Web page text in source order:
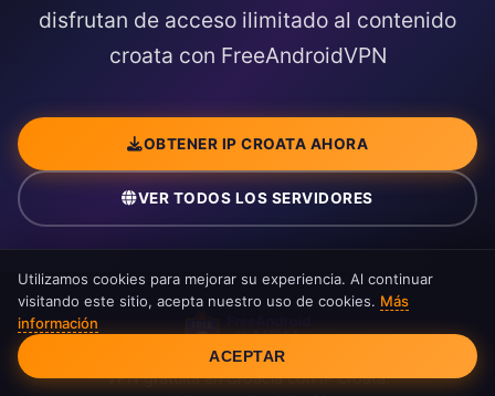
disfrutan de acceso ilimitado al contenido
croata con FreeAndroidVPN
OBTENER IP CROATA AHORA
VER TODOS LOS SERVIDORES
VPN gratuita en Croacia con IP croata.
Consentimiento de cookies
Utilizamos cookies para mejorar su experiencia. Al continuar
visitando este sitio, acepta nuestro uso de cookies. Más
información
ACEPTAR